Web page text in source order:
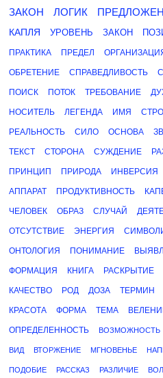
ЗАКОН
ЛОГИК
КАПЛЯ
УРОВЕНЬ ЗАКОН
ПРАКТИКА ПРЕДЕЛ
ОБРЕТЕНИЕ СПРАВЕДЛИВОСТЬ
ПОИСК ПОТОК ТРЕБОВАНИЕ
НОСИТЕЛЬ ЛЕГЕНДА ИМЯ
РЕАЛЬНОСТЬ СИЛО ОСНОВА
ТЕКСТ СТОРОНА СУЖДЕНИЕ
ПРИНЦИП ПРИРОДА ИНВЕРСИЯ
АППАРАТ ПРОДУКТИВНОСТЬ
ЧЕЛОВЕК ОБРАЗ СЛУЧАЙ
ОТСУТСТВИЕ ЭНЕРГИЯ
ОНТОЛОГИЯ ПОНИМАНИЕ
ФОРМАЦИЯ КНИГА РАСКРЫТИЕ
КАЧЕСТВО РОД ДОЗА ТЕРМИН
КРАСОТА ФОРМА ТЕМА
ОПРЕДЕЛЕННОСТЬ ВОЗМОЖНОСТЬ
ВИД ВТОРЖЕНИЕ МГНОВЕНЬЕ
ПОДОБИЕ РАССКАЗ РАЗЛИЧИЕ